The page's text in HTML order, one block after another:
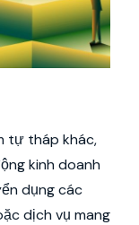
tự tháp khác,
kinh doanh
dụng các
dịch vụ mang